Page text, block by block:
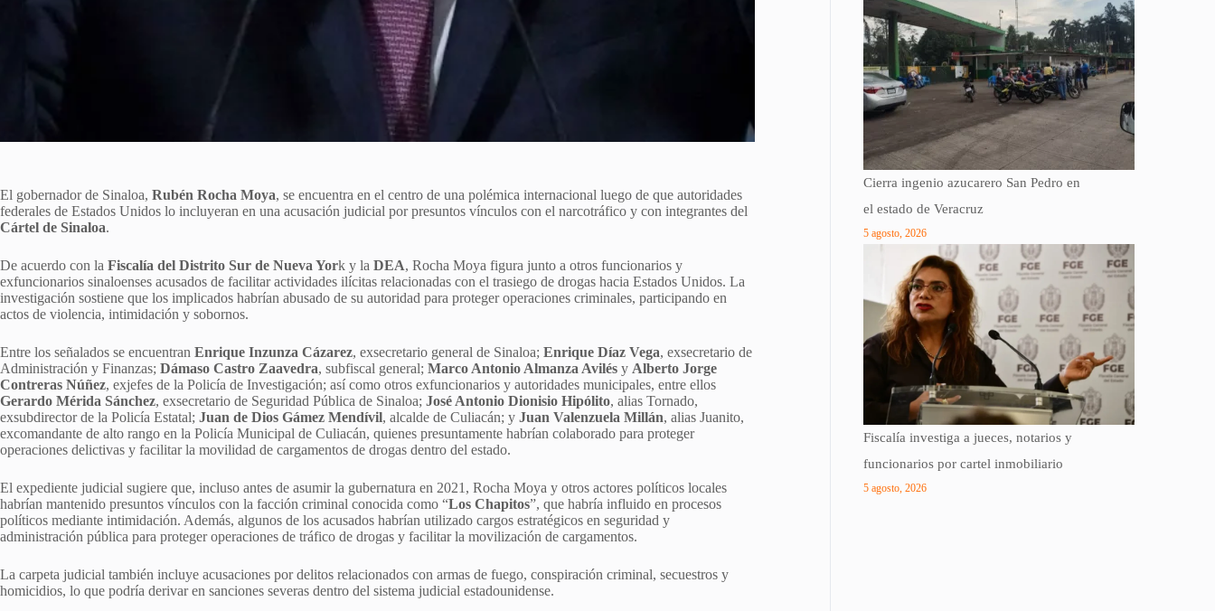
El gobernador de Sinaloa, Rubén Rocha Moya, se encuentra en el centro de una polémica internacional luego de que autoridades
federales de Estados Unidos lo incluyeran en una acusación judicial por presuntos vínculos con el narcotráfico y con integrantes del
Cártel de Sinaloa.
De acuerdo con la Fiscalía del Distrito Sur de Nueva York y la DEA, Rocha Moya figura junto a otros funcionarios y
exfuncionarios sinaloenses acusados de facilitar actividades ilícitas relacionadas con el trasiego de drogas hacia Estados Unidos. La
investigación sostiene que los implicados habrían abusado de su autoridad para proteger operaciones criminales, participando en
actos de violencia, intimidación y sobornos.
Entre los señalados se encuentran Enrique Inzunza Cázarez, exsecretario general de Sinaloa; Enrique Díaz Vega, exsecretario de
Administración y Finanzas; Dámaso Castro Zaavedra, subfiscal general; Marco Antonio Almanza Avilés y Alberto Jorge
Contreras Núñez, exjefes de la Policía de Investigación; así como otros exfuncionarios y autoridades municipales, entre ellos
Gerardo Mérida Sánchez, exsecretario de Seguridad Pública de Sinaloa; José Antonio Dionisio Hipólito, alias Tornado,
exsubdirector de la Policía Estatal; Juan de Dios Gámez Mendívil, alcalde de Culiacán; y Juan Valenzuela Millán, alias Juanito,
excomandante de alto rango en la Policía Municipal de Culiacán, quienes presuntamente habrían colaborado para proteger
operaciones delictivas y facilitar la movilidad de cargamentos de drogas dentro del estado.
El expediente judicial sugiere que, incluso antes de asumir la gubernatura en 2021, Rocha Moya y otros actores políticos locales
habrían mantenido presuntos vínculos con la facción criminal conocida como “Los Chapitos”, que habría influido en procesos
políticos mediante intimidación. Además, algunos de los acusados habrían utilizado cargos estratégicos en seguridad y
administración pública para proteger operaciones de tráfico de drogas y facilitar la movilización de cargamentos.
La carpeta judicial también incluye acusaciones por delitos relacionados con armas de fuego, conspiración criminal, secuestros y
homicidios, lo que podría derivar en sanciones severas dentro del sistema judicial estadounidense.
Cierra ingenio azucarero San Pedro en
el estado de Veracruz
5 agosto, 2026
Fiscalía investiga a jueces, notarios y
funcionarios por cartel inmobiliario
5 agosto, 2026